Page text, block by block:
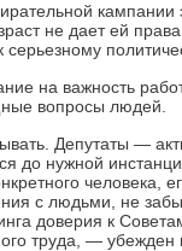
кампании
не дает ей
серьезному
на важность
вопросы людей.
Депутаты —
до нужной
человека,
с людьми, не
доверия к
труда, — убежден